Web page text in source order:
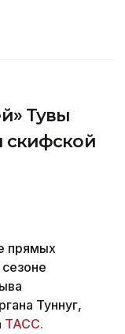
Тувы
скифской
прямых
Туннуг,
ТАСС.